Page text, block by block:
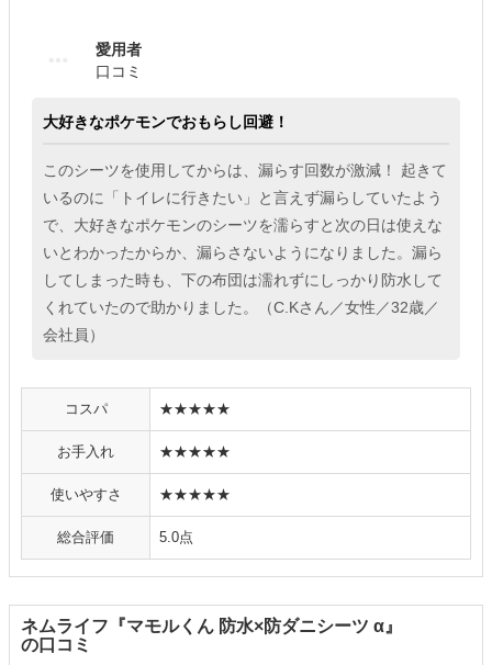
愛用者
口コミ
大好きなポケモンでおもらし回避！
このシーツを使用してからは、漏らす回数が激減！ 起きて
いるのに「トイレに行きたい」と言えず漏らしていたよう
で、大好きなポケモンのシーツを濡らすと次の日は使えな
いとわかったからか、漏らさないようになりました。漏ら
してしまった時も、下の布団は濡れずにしっかり防水して
くれていたので助かりました。（C.Kさん／女性／32歳／
会社員）
コスパ ★★★★★
お手入れ ★★★★★
使いやすさ ★★★★★
総合評価 5.0点
ネムライフ『マモルくん 防水×防ダニシーツ α』
の口コミ